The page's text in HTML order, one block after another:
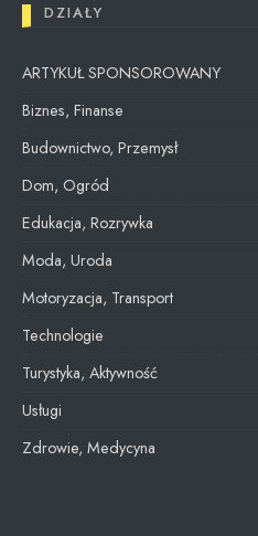
DZIAŁY
ARTYKUŁ SPONSOROWANY
Biznes, Finanse
Budownictwo, Przemysł
Dom, Ogród
Edukacja, Rozrywka
Moda, Uroda
Motoryzacja, Transport
Technologie
Turystyka, Aktywność
Usługi
Zdrowie, Medycyna